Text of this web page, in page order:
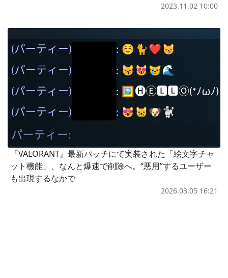
2023.11.02 10:00
『VALORANT』最新パッチにて実装された「絵文字チャ
ット機能」、なんと爆速で削除へ。“悪用”するユーザー
も出現するなかで
2026.03.05 16:21